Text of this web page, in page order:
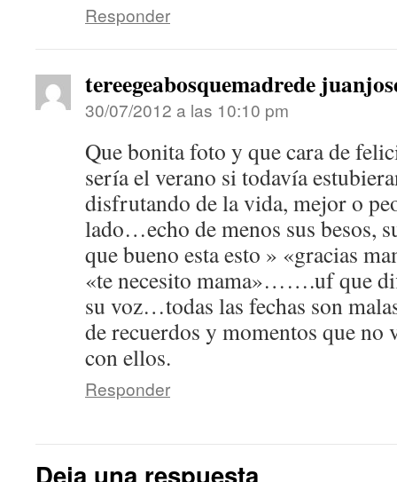
Responder
tereegeabosquemadrede
30/07/2012 a las 10:10 pm
Que bonita foto y que cara de
sería el verano si todavía
disfrutando de la vida, mejor o
lado…echo de menos sus besos,
que bueno esta esto » «gracias
«te necesito mama»…….uf que
su voz…todas las fechas son
de recuerdos y momentos que
con ellos.
Responder
Deja una respuesta